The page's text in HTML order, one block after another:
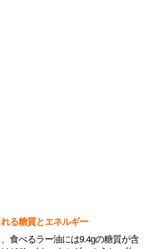
る糖質とエネルギー
食べるラー油には9.4gの糖質が含